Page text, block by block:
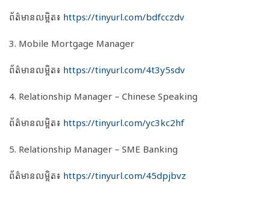
ព័ត៌មានលម្អិត៖ https://tinyurl.com/bdfcczdv
3. Mobile Mortgage Manager
ព័ត៌មានលម្អិត៖ https://tinyurl.com/4t3y5sdv
4. Relationship Manager – Chinese Speaking
ព័ត៌មានលម្អិត៖ https://tinyurl.com/yc3kc2hf
5. Relationship Manager – SME Banking
ព័ត៌មានលម្អិត៖ https://tinyurl.com/45dpjbvz